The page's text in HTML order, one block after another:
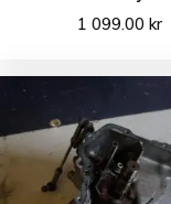
1 099.00 kr